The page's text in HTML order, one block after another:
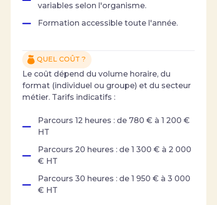
variables selon l'organisme.
Formation accessible toute l'année.
QUEL COÛT ?
Le coût dépend du volume horaire, du
format (individuel ou groupe) et du secteur
métier. Tarifs indicatifs :
Parcours 12 heures : de 780 € à 1 200 €
HT
Parcours 20 heures : de 1 300 € à 2 000
€ HT
Parcours 30 heures : de 1 950 € à 3 000
€ HT